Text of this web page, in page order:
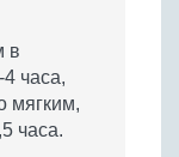
в
часа,
мягким,
часа.